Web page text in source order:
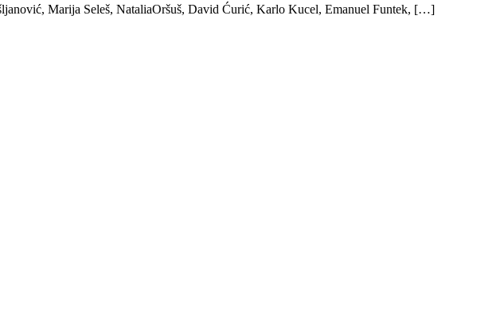
Marija Seleš, NataliaOršuš, David Ćurić, Karlo Kucel, Emanuel Funtek, […]